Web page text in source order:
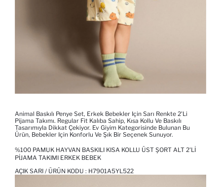
Animal Baskılı Penye Set, Erkek Bebekler Için Sarı Renkte 2'li
Pijama Takımı. Regular Fit Kalıba Sahip, Kısa Kollu Ve Baskılı
Tasarımıyla Dikkat Çekiyor. Ev Giyim Kategorisinde Bulunan Bu
Ürün, Bebekler Için Konforlu Ve Şık Bir Seçenek Sunuyor.
%100 PAMUK HAYVAN BASKILI KISA KOLLU ÜST ŞORT ALT 2'LI
PIJAMA TAKIMI ERKEK BEBEK
AÇIK SARI / ÜRÜN KODU : H7901A5YL522